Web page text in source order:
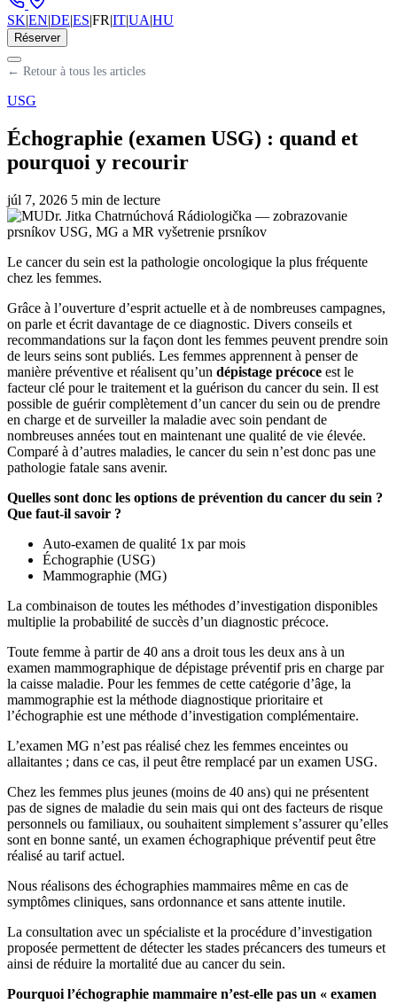
SK|EN|DE|ES|FR|IT|UA|HU
Réserver
← Retour à tous les articles
USG
Échographie (examen USG) : quand et
pourquoi y recourir
júl 7, 2026 5 min de lecture
Le cancer du sein est la pathologie oncologique la plus fréquente
chez les femmes.
Grâce à l’ouverture d’esprit actuelle et à de nombreuses campagnes,
on parle et écrit davantage de ce diagnostic. Divers conseils et
recommandations sur la façon dont les femmes peuvent prendre soin
de leurs seins sont publiés. Les femmes apprennent à penser de
manière préventive et réalisent qu’un dépistage précoce est le
facteur clé pour le traitement et la guérison du cancer du sein. Il est
possible de guérir complètement d’un cancer du sein ou de prendre
en charge et de surveiller la maladie avec soin pendant de
nombreuses années tout en maintenant une qualité de vie élevée.
Comparé à d’autres maladies, le cancer du sein n’est donc pas une
pathologie fatale sans avenir.
Quelles sont donc les options de prévention du cancer du sein ?
Que faut-il savoir ?
Auto-examen de qualité 1x par mois
Échographie (USG)
Mammographie (MG)
La combinaison de toutes les méthodes d’investigation disponibles
multiplie la probabilité de succès d’un diagnostic précoce.
Toute femme à partir de 40 ans a droit tous les deux ans à un
examen mammographique de dépistage préventif pris en charge par
la caisse maladie. Pour les femmes de cette catégorie d’âge, la
mammographie est la méthode diagnostique prioritaire et
l’échographie est une méthode d’investigation complémentaire.
L’examen MG n’est pas réalisé chez les femmes enceintes ou
allaitantes ; dans ce cas, il peut être remplacé par un examen USG.
Chez les femmes plus jeunes (moins de 40 ans) qui ne présentent
pas de signes de maladie du sein mais qui ont des facteurs de risque
personnels ou familiaux, ou souhaitent simplement s’assurer qu’elles
sont en bonne santé, un examen échographique préventif peut être
réalisé au tarif actuel.
Nous réalisons des échographies mammaires même en cas de
symptômes cliniques, sans ordonnance et sans attente inutile.
La consultation avec un spécialiste et la procédure d’investigation
proposée permettent de détecter les stades précancers des tumeurs et
ainsi de réduire la mortalité due au cancer du sein.
Pourquoi l’échographie mammaire n’est-elle pas un « examen